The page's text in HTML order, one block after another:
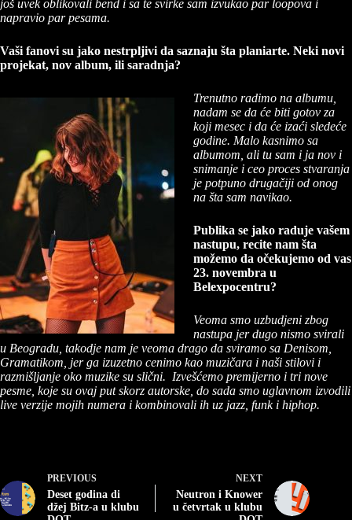
još uvek oblikovali bend i sa te svirke sam izvukao par loopova i
napravio par pesama.
Vaši fanovi su jako nestrpljivi da saznaju šta planiarte. Neki novi
projekat, nov album, ili saradnja?
Trenutno radimo na albumu,
nadam se da će biti gotov za
koji mesec i da će izaći sledeće
godine. Malo kasnimo sa
albumom, ali tu sam i ja nov i
snimanje i ceo proces stvaranja
je potpuno drugačiji od onog
na šta sam navikao.
Publika se jako raduje vašem
nastupu, recite nam šta
možemo da očekujemo od vas
23. novembra u
Belexpocentru?
Veoma smo uzbudjeni zbog
nastupa jer dugo nismo svirali
u Beogradu, takodje nam je veoma drago da sviramo sa Denisom,
Gramatikom, jer ga izuzetno cenimo kao muzičara i naši stilovi i
razmišljanje oko muzike su slični. Izvešćemo premijerno i tri nove
pesme, koje su ovaj put skorz autorske, do sada smo uglavnom izvodili
live verzije mojih numera i kombinovali ih uz jazz, funk i hiphop.
PREVIOUS
Deset godina di
džej Bitz-a u klubu
NEXT
Neutron i Knower
u četvrtak u klubu